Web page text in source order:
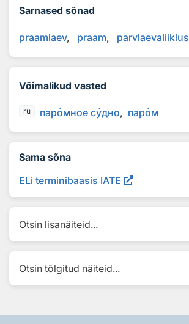
Sarnased sõnad
praamlaev praam parvlaevaliiklus
Võimalikud vasted
ru паромное судно паром
Sama sõna
ELi terminibaasis IATE
Otsin lisanäiteid...
Otsin tõlgitud näiteid...